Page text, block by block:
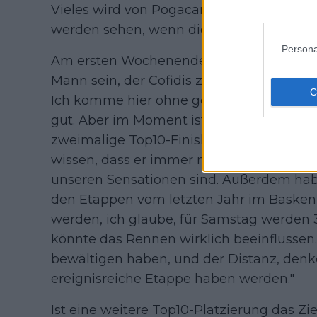
Vieles wird von Pogacar abhängen, wir
werden sehen, wenn die Etappe beginnt."
Am ersten Wochenende und in der
Mann sein, der Cofidis zum Erfolg
Ich komme hier ohne gesundheitliche
gut. Aber im Moment ist es wirklich
zweimalige Top10-Finisher im Gespräch
wissen, dass er immer nervös ist und wir
unseren Sensationen sind. Außerdem
den Etappen vom letzten Jahr im
werden, ich glaube, für Samstag werden
könnte das Rennen wirklich
bewältigen haben, und der Distanz,
ereignisreiche Etappe haben werden."
Ist eine weitere Top10-Platzierung das